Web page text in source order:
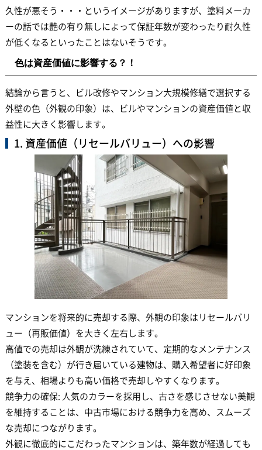
久性が悪そう・・・というイメージがありますが、塗料メーカ
ーの話では艶の有り無しによって保証年数が変わったり耐久性
が低くなるといったことはないそうです。
色は資産価値に影響する？！
結論から言うと、ビル改修やマンション大規模修繕で選択する
外壁の色（外観の印象）は、ビルやマンションの資産価値と収
益性に大きく影響します。
1. 資産価値（リセールバリュー）への影響
マンションを将来的に売却する際、外観の印象はリセールバリ
ュー（再販価値）を大きく左右します。
高値での売却は外観が洗練されていて、定期的なメンテナンス
（塗装を含む）が行き届いている建物は、購入希望者に好印象
を与え、相場よりも高い価格で売却しやすくなります。
競争力の確保: 人気のカラーを採用し、古さを感じさせない美観
を維持することは、中古市場における競争力を高め、スムーズ
な売却につながります。
外観に徹底的にこだわったマンションは、築年数が経過しても